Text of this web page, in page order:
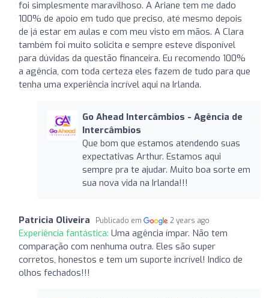
foi simplesmente maravilhoso. A Ariane tem me dado
100% de apoio em tudo que preciso, até mesmo depois
de já estar em aulas e com meu visto em mãos. A Clara
também foi muito solicita e sempre esteve disponível
para dúvidas da questão financeira. Eu recomendo 100%
a agência, com toda certeza eles fazem de tudo para que
tenha uma experiência incrível aqui na Irlanda.
Go Ahead Intercâmbios - Agência de
Intercâmbios
Que bom que estamos atendendo suas
expectativas Arthur. Estamos aqui
sempre pra te ajudar. Muito boa sorte em
sua nova vida na Irlanda!!!
Patricia Oliveira Publicado em 2 years ago
Experiência fantástica: Uma agência ímpar. Não tem
comparação com nenhuma outra. Eles são super
corretos, honestos e tem um suporte incrível! Indico de
olhos fechados!!!